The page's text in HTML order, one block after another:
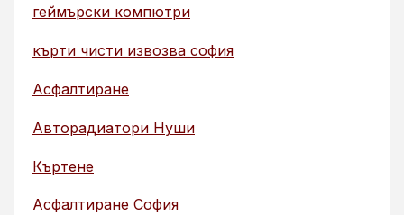
геймърски компютри
кърти чисти извозва софия
Асфалтиране
Авторадиатори Нуши
Къртене
Асфалтиране София